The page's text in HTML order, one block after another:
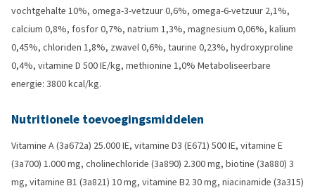
vochtgehalte 10%, omega-3-vetzuur 0,6%, omega-6-vetzuur 2,1%,
calcium 0,8%, fosfor 0,7%, natrium 1,3%, magnesium 0,06%, kalium
0,45%, chloriden 1,8%, zwavel 0,6%, taurine 0,23%, hydroxyproline
0,4%, vitamine D 500 IE/kg, methionine 1,0% Metaboliseerbare
energie: 3800 kcal/kg.
Nutritionele toevoegingsmiddelen
Vitamine A (3a672a) 25.000 IE, vitamine D3 (E671) 500 IE, vitamine E
(3a700) 1.000 mg, cholinechloride (3a890) 2.300 mg, biotine (3a880) 3
mg, vitamine B1 (3a821) 10 mg, vitamine B2 30 mg, niacinamide (3a315)